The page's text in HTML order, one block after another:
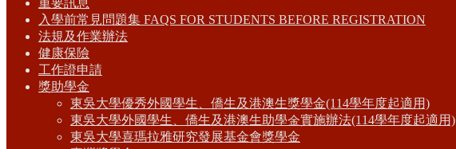
重要訊息
入學前常見問題集 FAQS FOR STUDENTS BEFORE REGISTRATION
法規及作業辦法
健康保險
工作證申請
獎助學金
東吳大學優秀外國學生、僑生及港澳生獎學金(114學年度起適用)
東吳大學外國學生、僑生及港澳生助學金實施辦法(114學年度起適用)
東吳大學喜瑪拉雅研究發展基金會獎學金